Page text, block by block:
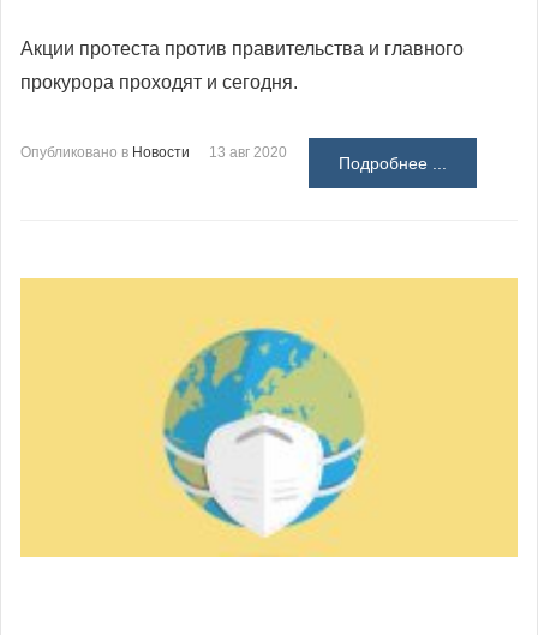
Акции протеста против правительства и главного
прокурора проходят и сегодня.
Опубликовано в Новости 13 авг 2020
Подробнее ...